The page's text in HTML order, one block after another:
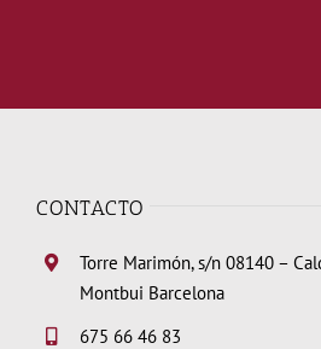
CONTACTO
Torre Marimón, s/n 08140 –
Montbui Barcelona
675 66 46 83